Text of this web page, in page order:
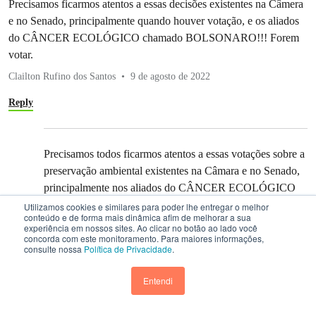
Utilizamos cookies e similares para poder lhe entregar o melhor
conteúdo e de forma mais dinâmica afim de melhorar a sua
experiência em nossos sites. Ao clicar no botão ao lado você
concorda com este monitoramento. Para maiores informações,
consulte nossa Política de Privacidade.
Entendi
Precisamos ficarmos atentos a essas decisões existentes na Câmera
e no Senado, principalmente quando houver votação, e os aliados
do CÂNCER ECOLÓGICO chamado BOLSONARO!!! Forem
votar.
Clailton Rufino dos Santos 9 de agosto de 2022
Reply
Precisamos todos ficarmos atentos a essas votações sobre a
preservação ambiental existentes na Câmara e no Senado,
principalmente nos aliados do CÂNCER ECOLÓGICO
chamado BOLSONARO!!!!
Clailton Rufino dos Santos 9 de agosto de 2022
Reply